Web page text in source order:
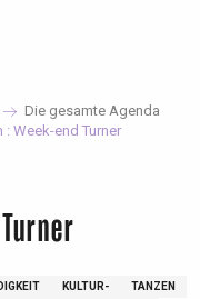
Die gesamte Agenda
Week-end Turner
KULTUR-
TANZEN